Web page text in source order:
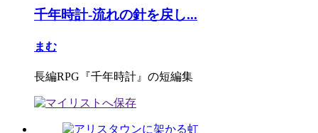
千年時計-流れの針を戻し...
まむ
長編RPG『千年時計』の短編集